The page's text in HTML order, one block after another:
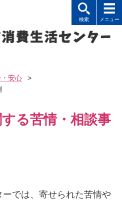
安心
>
る苦情・相談事
では、寄せられた苦情や